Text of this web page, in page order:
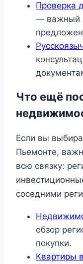
Проверка
— важный
Что ещё
Если вы
Пьемонте,
всю связку:
соседними
обзор
покупки.
Квартиры